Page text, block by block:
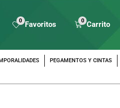
0 Favoritos 0 Carrito
PEGAMENTOS Y CINTAS